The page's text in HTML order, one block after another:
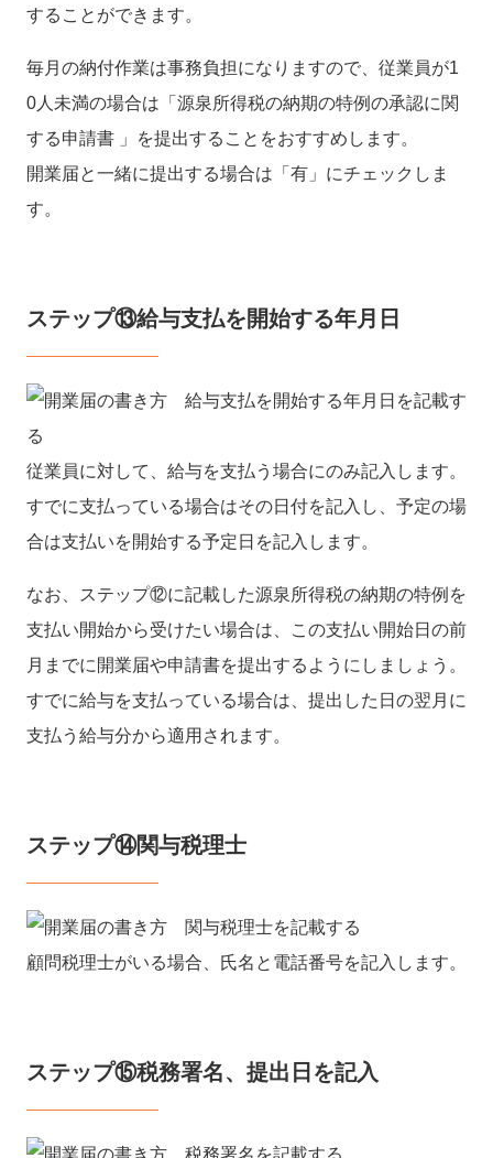
することができます。
毎月の納付作業は事務負担になりますので、従業員が1
0人未満の場合は「源泉所得税の納期の特例の承認に関
する申請書 」を提出することをおすすめします。
開業届と一緒に提出する場合は「有」にチェックしま
す。
ステップ⑬給与支払を開始する年月日
従業員に対して、給与を支払う場合にのみ記入します。
すでに支払っている場合はその日付を記入し、予定の場
合は支払いを開始する予定日を記入します。
なお、ステップ⑫に記載した源泉所得税の納期の特例を
支払い開始から受けたい場合は、この支払い開始日の前
月までに開業届や申請書を提出するようにしましょう。
すでに給与を支払っている場合は、提出した日の翌月に
支払う給与分から適用されます。
ステップ⑭関与税理士
顧問税理士がいる場合、氏名と電話番号を記入します。
ステップ⑮税務署名、提出日を記入